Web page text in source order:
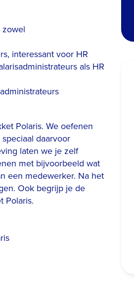
zowel
interessant voor HR
als HR
Polaris. We oefenen
daarvoor
laten we je zelf
met bijvoorbeeld wat
een medewerker. Na het
Ook begrijp je de
Polaris.